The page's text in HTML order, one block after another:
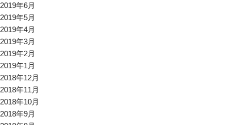
2019年6月
2019年5月
2019年4月
2019年3月
2019年2月
2019年1月
2018年12月
2018年11月
2018年10月
2018年9月